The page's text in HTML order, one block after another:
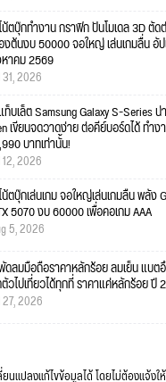
ตบุ๊กทำงาน กราฟิก ปั้นโมเดล 3D ตัด
งต้นงบ 50000 จอใหญ่ เล่นเกมลื่น อั
าคม 2569
31, 2026
บเล็ต Samsung Galaxy S-Series น่
เขียนจดวาดง่าย ต่อคีย์บอร์ดได้ ทำง
บาทเท่านั้น!
12, 2026
ตบุ๊กเล่นเกม จอใหญ่เล่นเกมลื่น พลัง
5070 งบ 60000 เพื่อคอเกม AAA
5, 2026
ดลมมือถือราคาหลักร้อย ลมเย็น แบต
วไปเที่ยวได้ทุกที่ ราคาแค่หลักร้อย ปี
27, 2026
แปลงแก้ไขข้อมูลได้ โดยไม่ต้องแ